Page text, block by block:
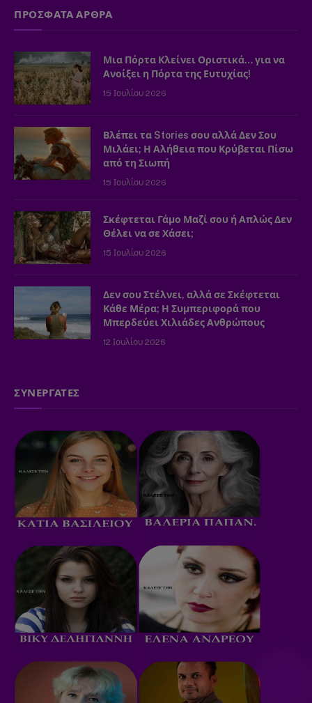
ΠΡΟΣΦΑΤΑ ΑΡΘΡΑ
Μια Πόρτα Κλείνει Οριστικά… για να
Ανοίξει η Πόρτα της Ευτυχίας!
15 Ιουλίου 2026
Βλέπει τα Stories σου αλλά Δεν Σου
Μιλάει; Η Αλήθεια που Κρύβεται Πίσω
από τη Σιωπή
15 Ιουλίου 2026
Σκέφτεται Γάμο Μαζί σου ή Απλώς Δεν
Θέλει να σε Χάσει;
15 Ιουλίου 2026
Δεν σου Στέλνει, αλλά σε Σκέφτεται
Κάθε Μέρα; Η Συμπεριφορά που
Μπερδεύει Χιλιάδες Ανθρώπους
12 Ιουλίου 2026
ΣΥΝΕΡΓΑΤΕΣ